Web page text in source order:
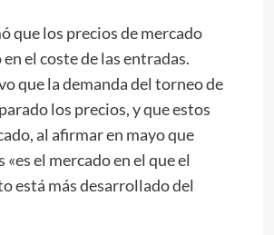
que los precios de mercado
el coste de las entradas.
que la demanda del torneo de
los precios, y que estos
al afirmar en mayo que
el mercado en el que el
está más desarrollado del